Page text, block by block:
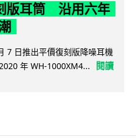
版耳筒 沿用六年
7 日推出平價復刻版降噪耳機
年 WH-1000XM4...
閱讀